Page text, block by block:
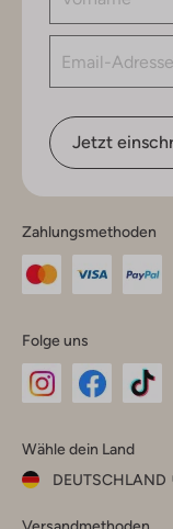
Jetzt
Zahlungsmethoden
Folge uns
Instagram
Facebook
Wähle dein Land
DEUTSCHLAND